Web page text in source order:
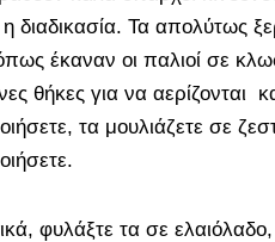
η διαδικασία. Τα απολύτως
έκαναν οι παλιοί σε
θήκες για να αερίζονται
τα μουλιάζετε σε
φυλάξτε τα σε